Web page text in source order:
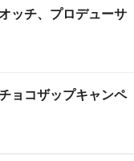
ッチ、プロデューサ
ョコザップキャンペ